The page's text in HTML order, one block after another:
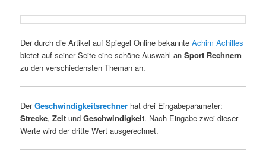
Der durch die Artikel auf Spiegel Online bekannteAchim Achilles
bietet auf seiner Seite eine schöne Auswahl anSport Rechnern
zu den verschiedensten Theman an.
DerGeschwindigkeitsrechner hat drei Eingabeparameter:
Strecke,Zeit undGeschwindigkeit. Nach Eingabe zwei dieser
Werte wird der dritte Wert ausgerechnet.